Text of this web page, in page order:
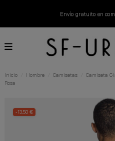
Envío gratuito en
Nuevos productos
Inicio Hombre Camisetas
Camiseta
Rosa
-13,50 €